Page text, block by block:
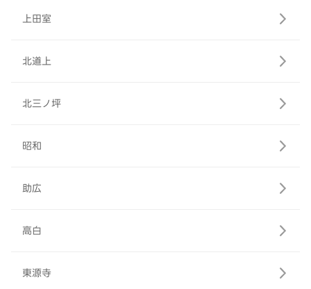
上田室
北道上
北三ノ坪
昭和
助広
高白
東源寺